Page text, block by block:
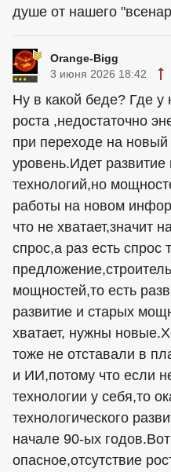
душе от нашего
Orange-Bigg
3 июня 2026 18:42
Ну в какой беде? Где у
роста ,недостаточно
при переходе на новый
уровень.Идет
технологий,но
работы на новом
что не хватает,значит
спрос,а раз есть спрос
мощностей,то есть
развитие и старых
хватает, нужны
тоже не отставали в
и ИИ,потому что если
технологии у себя,то
технологического
начале 90-ых
опасное,отсутствие